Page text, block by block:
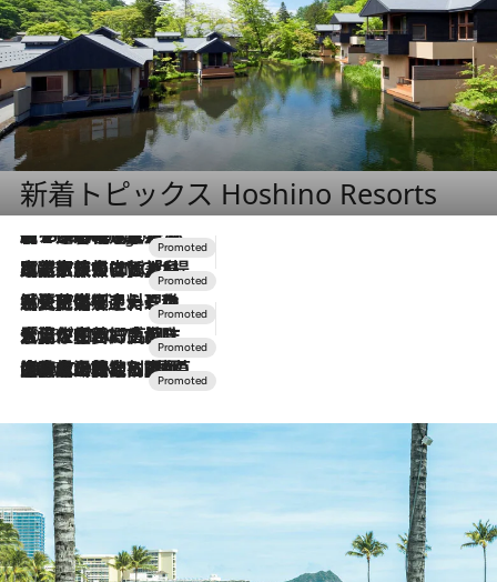
新着トピックス Hoshino Resorts
3 Hours Ago
【トンボの足水浴】ヒノキの香りに包まれて涼感マックス！約13℃の湧水かけ流しを避暑地「星野温泉 トンボの湯」で体験
2026.7.31
【ホテル帰省】という選択肢をOMOが提案。家族とほどよい距離を保つには「昼は実家、夜は気兼ねなくホテルで！」
2026.7.24
【夏限定ディナーコース】旬を迎える稚鮎や花ズッキーニなどをイタリア・トスカーナの郷土料理の手法で満喫！
2026.7.17
「土佐和ハーブかき氷」がOMO7高知に登場！生姜、山椒、大葉など目にも舌にも涼を呼ぶ郷土の味
2026.7.10
NEW OPEN！【界 草津】名湯の地に誕生。趣の異なる2種の温泉と上州ならではの会席・蕎麦割烹など美食を味わう究極の癒やし旅